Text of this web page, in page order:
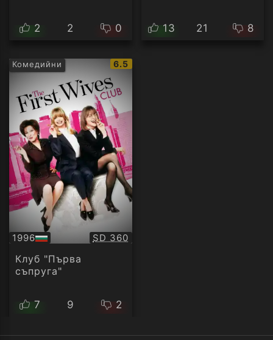
2 2 0 13 21 8
Комедийни
IMDb
6.5
1996
БГ
аудио
Качество:
SD 360
Клуб "Първа
съпруга"
7 9 2